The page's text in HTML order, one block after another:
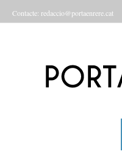
Contacte: redaccio@portaenrere.cat